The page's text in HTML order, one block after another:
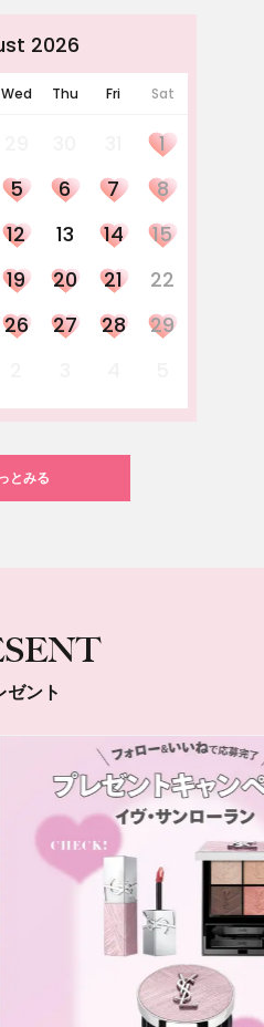
2026
Wed Thu Fri Sat
1
5 6 7
8
12 13 14
15
19 20 21
22
26 27 28
29
とみる
ゼント